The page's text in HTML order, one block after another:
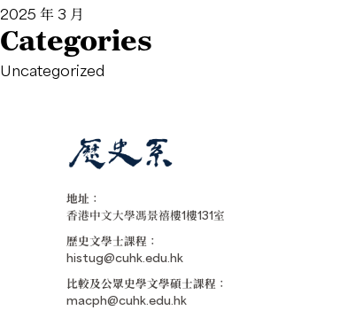
2025 年 3 月
Categories
Uncategorized
地址：
香港中文大學馮景禧樓1樓131室
歷史文學士課程：
histug@cuhk.edu.hk
比較及公眾史學文學碩士課程：
macph@cuhk.edu.hk